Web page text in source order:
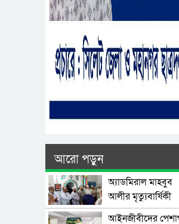
আরো পড়ুন
অ্যাডমিরাল মাহবুব
আলীর মৃত্যুবার্ষিকী
উপলক্ষে দোয়া
‎আইনজীবীদের